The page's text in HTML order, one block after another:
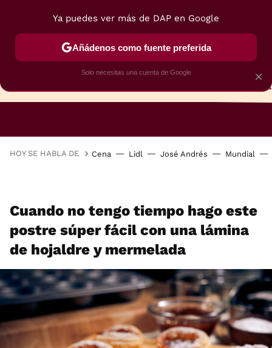
HOY SE HABLA DE Cena Lidl José Andrés Mundial
Cuando no tengo tiempo hago este
postre súper fácil con una lámina
de hojaldre y mermelada
×
Ya puedes ver más de DAP en Google
Añádenos como fuente preferida
Solo necesitas una cuenta de Google